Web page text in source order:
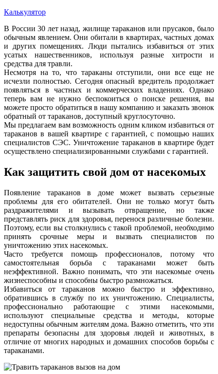
Калькулятор
В России 30 лет назад, жилище тараканов или прусаков, было
обычным явлением. Они обитали в квартирах, частных домах
и других помещениях. Люди пытались избавиться от этих
усатых нашественников, используя разные хитрости и
средства для травли.
Несмотря на то, что тараканы отступили, они все еще не
исчезли полностью. Сегодня опасный вредитель продолжает
появляться в частных и коммерческих владениях. Однако
теперь вам не нужно беспокоиться о поиске решения, вы
можете просто обратиться в нашу компанию и заказать звонок
обратный от тараканов, доступный круглосуточно.
Мы предлагаем вам возможность одним кликом избавиться от
тараканов в вашей квартире с гарантией, с помощью наших
специалистов СЭС. Уничтожение тараканов в квартире будет
осуществлено специализированными службами с гарантией.
Как защитить свой дом от насекомых
Появление тараканов в доме может вызвать серьезные
проблемы для его обитателей. Они не только могут быть
раздражителями и вызывать отвращение, но также
представлять риск для здоровья, перенося различные болезни.
Поэтому, если вы столкнулись с такой проблемой, необходимо
принять срочные меры и вызвать специалистов по
уничтожению этих насекомых.
Часто требуется помощь профессионалов, потому что
самостоятельная борьба с тараканами может быть
неэффективной. Важно понимать, что эти насекомые очень
жизнеспособны и способны быстро размножаться.
Избавиться от тараканов можно быстро и эффективно,
обратившись в службу по их уничтожению. Специалисты,
профессионально работающие с этими насекомыми,
используют специальные средства и методы, которые
недоступны обычным жителям дома. Важно отметить, что эти
препараты безопасны для здоровья людей и животных, в
отличие от многих народных и домашних способов борьбы с
тараканами.